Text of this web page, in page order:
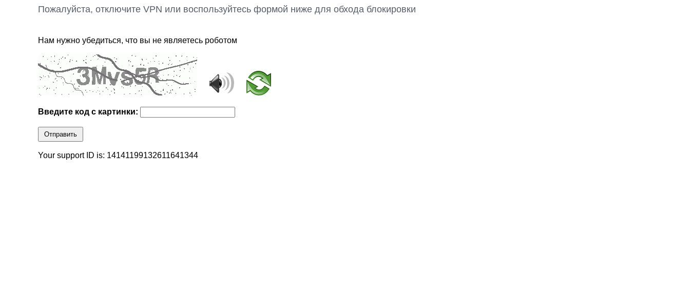
Пожалуйста, отключите VPN или воспользуйтесь формой ниже для обхода блокировки
Нам нужно убедиться, что вы не являетесь роботом
Введите код с картинки:
Отправить
Your support ID is: 14141199132611641344